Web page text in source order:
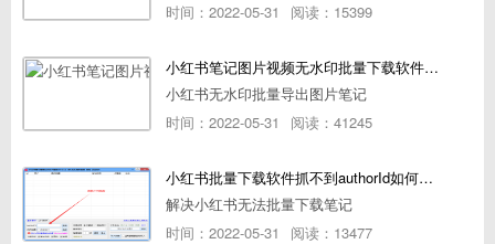
时间：2022-05-31
阅读：15399
小红书笔记图片视频无水印批量下载软件使用教程
小红书无水印批量导出图片笔记
时间：2022-05-31
阅读：41245
小红书批量下载软件抓不到authorId如何解决
解决小红书无法批量下载笔记
时间：2022-05-31
阅读：13477